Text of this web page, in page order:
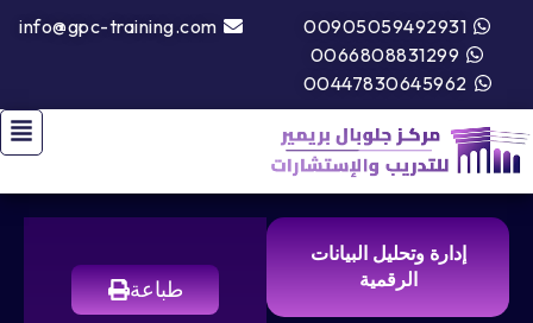
00905059492931
0066808831299
00447830645962
info@gpc-training.com
إدارة وتحليل البيانات
الرقمية
طباعة